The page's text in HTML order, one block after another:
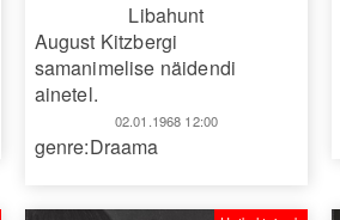
Libahunt
August Kitzbergi
samanimelise näidendi
ainetel.
02.01.1968 12:00
genre:Draama